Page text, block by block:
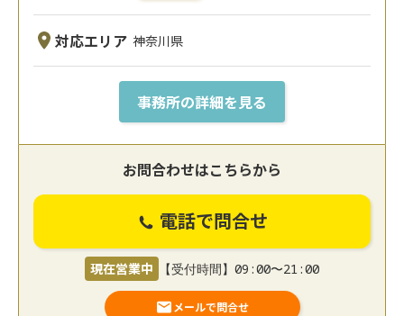
対応エリア 神奈川県
事務所の詳細を見る
お問合わせはこちらから
電話で問合せ
現在営業中 【受付時間】09:00〜21:00
メールで問合せ